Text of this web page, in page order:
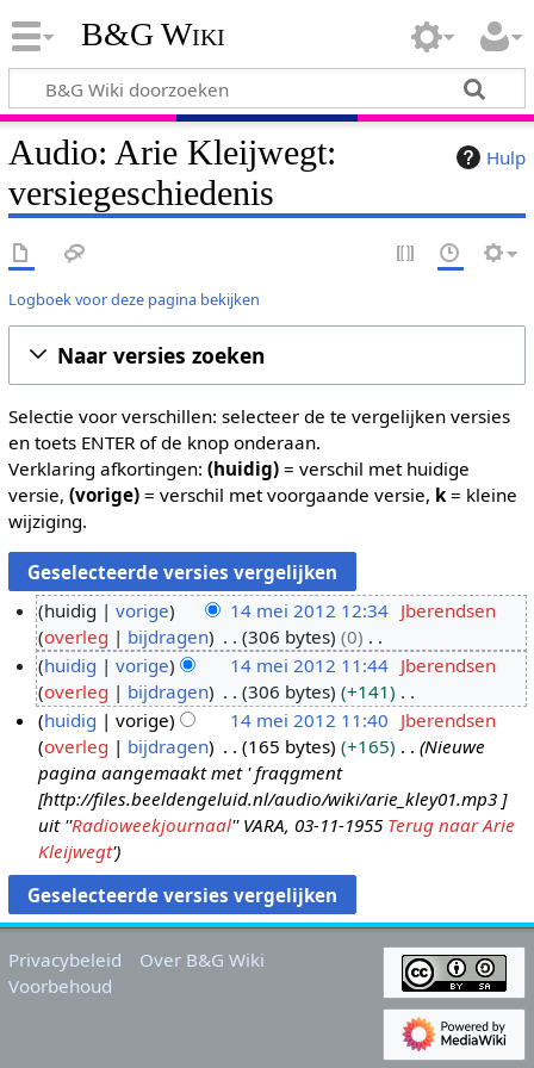
B&G Wiki
Hulp
Audio: Arie Kleijwegt:
versiegeschiedenis
Logboek voor deze pagina bekijken
Naar versies zoeken
Selectie voor verschillen: selecteer de te vergelijken versies
en toets ENTER of de knop onderaan.
Verklaring afkortingen: (huidig)= verschil met huidige
versie, (vorige)= verschil met voorgaande versie, k= kleine
wijziging.
4
e
huidig vorige 14 mei 2012 12:34 Jberendsen
overleg
bijdragen 306 bytes
0
G
e
e
n
b
e
w
e
r
k
i
huidig vorige 14 mei 2012 11:44 Jberendsen
overleg
bijdragen 306 bytes
+141
G
e
e
n
b
e
w
e
r
k
i
huidig vorige 14 mei 2012 11:40 Jberendsen
overleg
bijdragen 165 bytes +165
Nieuwe
pagina aangemaakt met ' fraqgment
[http://files.beeldengeluid.nl/audio/wiki/arie_kley01.mp3 ]
uit ''Radioweekjournaal'' VARA, 03-11-1955 Terug naar Arie
Kleijwegt'
Privacybeleid
Over B&G Wiki
Voorbehoud